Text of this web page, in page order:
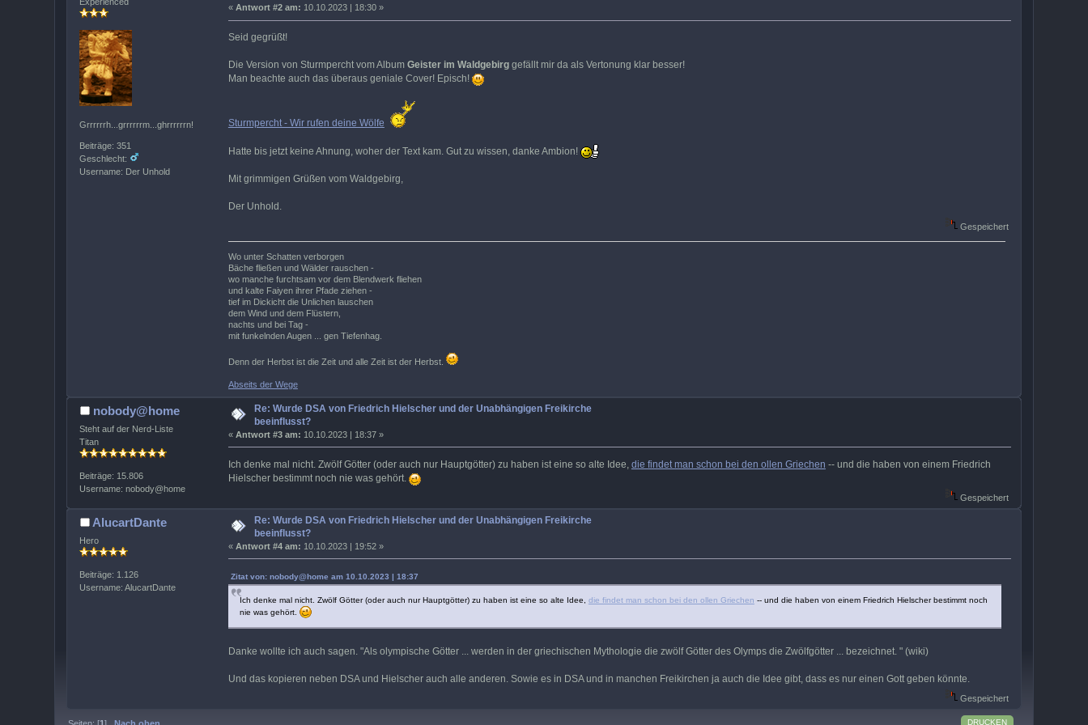
Grrrrrrh...grrrrrrm...ghrrrrrrn!
Beiträge: 351
Geschlecht:
Username: Der Unhold
« Antwort #2 am: 10.10.2023 | 18:30 »
Seid gegrüßt!
Die Version von Sturmpercht vom Album Geister im Waldgebirggefällt mir da als Vertonung klar besser!
Man beachte auch das überaus geniale Cover! Episch!
Sturmpercht - Wir rufen deine Wölfe
Hatte bis jetzt keine Ahnung, woher der Text kam. Gut zu wissen, danke Ambion!
Mit grimmigen Grüßen vom Waldgebirg,
Der Unhold.
Gespeichert
Wo unter Schatten verborgen
Bäche fließen und Wälder rauschen -
wo manche furchtsam vor dem Blendwerk fliehen
und kalte Faiyen ihrer Pfade ziehen -
tief im Dickicht die Unlichen lauschen
dem Wind und dem Flüstern,
nachts und bei Tag -
mit funkelnden Augen ... gen Tiefenhag.
Denn der Herbst ist die Zeit und alle Zeit ist der Herbst.
Abseits der Wege
nobody@home
Steht auf der Nerd-Liste
Titan
Beiträge: 15.806
Username: nobody@home
Re: Wurde DSA von Friedrich Hielscher und der Unabhängigen Freikirche
beeinflusst?
« Antwort #3 am: 10.10.2023 | 18:37 »
Ich denke mal nicht. Zwölf Götter (oder auch nur Hauptgötter) zu haben ist eine so alte Idee, die findet man schon bei den ollen Griechen -- und die haben von einem Friedrich
Hielscher bestimmt noch nie was gehört.
Gespeichert
AlucartDante
Hero
Beiträge: 1.126
Username: AlucartDante
Re: Wurde DSA von Friedrich Hielscher und der Unabhängigen Freikirche
beeinflusst?
« Antwort #4 am: 10.10.2023 | 19:52 »
Zitat von: nobody@home am 10.10.2023 | 18:37
Ich denke mal nicht. Zwölf Götter (oder auch nur Hauptgötter) zu haben ist eine so alte Idee, die findet man schon bei den ollen Griechen -- und die haben von einem Friedrich Hielscher bestimmt noch
nie was gehört.
Danke wollte ich auch sagen. "Als olympische Götter ... werden in der griechischen Mythologie die zwölf Götter des Olymps die Zwölfgötter ... bezeichnet. " (wiki)
Und das kopieren neben DSA und Hielscher auch alle anderen. Sowie es in DSA und in manchen Freikirchen ja auch die Idee gibt, dass es nur einen Gott geben könnte.
Gespeichert
DRUCKEN